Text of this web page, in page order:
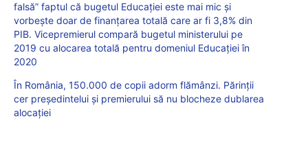
falsă” faptul că bugetul Educaţiei este mai mic şi
vorbește doar de finanţarea totală care ar fi 3,8% din
PIB. Vicepremierul compară bugetul ministerului pe
2019 cu alocarea totală pentru domeniul Educaţiei în
2020
În România, 150.000 de copii adorm flămânzi. Părinții
cer președintelui și premierului să nu blocheze dublarea
alocației